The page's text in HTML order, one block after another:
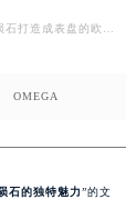
石打造成表盘的欧…
OMEGA
石的独特魅力”的文